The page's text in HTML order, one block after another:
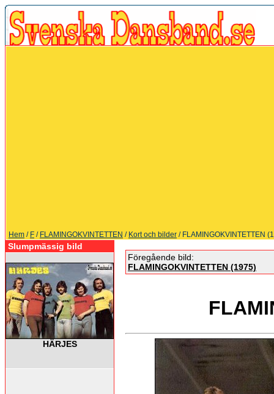
Hem / F / FLAMINGOKVINTETTEN / Kort och bilder / FLAMINGOKVINTETTEN
Slumpmässig bild
HÄRJES
Föregående bild:
FLAMINGOKVINTETTEN (1975)